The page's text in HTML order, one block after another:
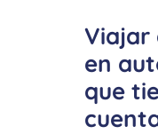
Viajar
en
que